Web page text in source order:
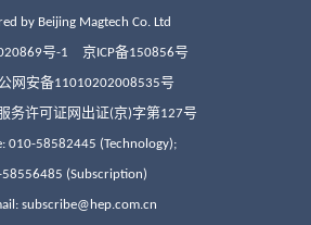
by Beijing Magtech Co. Ltd
号-1 京ICP备150856号
网安备11010202008535号
务许可证网出证(京)字第127号
010-58582445 (Technology);
58556485 (Subscription)
subscribe@hep.com.cn